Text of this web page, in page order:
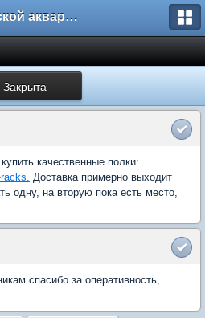
Морской аквариум. Форумы ReefCentral.ru
Закрыта
качественные полки:
Доставка примерно выходит
одну, на вторую пока есть место,
спасибо за оперативность,